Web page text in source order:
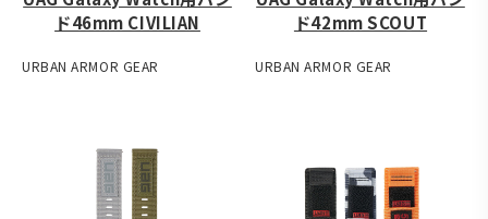
ド46mm CIVILIAN
URBAN ARMOR GEAR
ド42mm SCOUT
URBAN ARMOR GEAR